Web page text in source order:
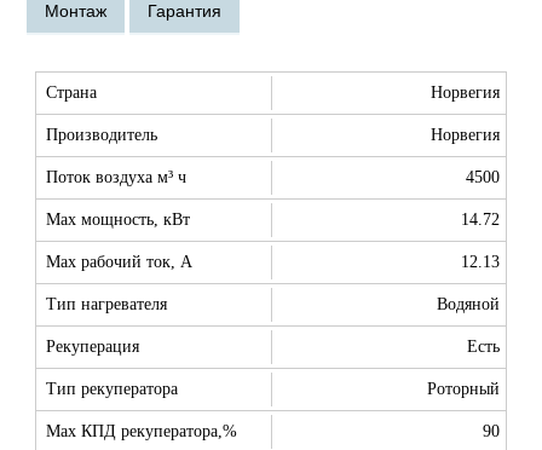
Страна Норвегия
Производитель Норвегия
Поток воздуха м³ ч 4500
Max мощность, кВт 14.72
Max рабочий ток, А 12.13
Тип нагревателя Водяной
Рекуперация Есть
Тип рекуператора Роторный
Max КПД рекуператора,% 90